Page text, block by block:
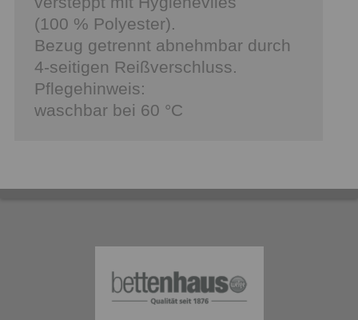
(100 % Polyester).
Bezug getrennt abnehmbar durch
4-seitigen Reißverschluss.
Pflegehinweis:
waschbar bei 60 °C